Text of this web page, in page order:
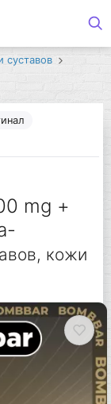
суставов
mg +
кожи